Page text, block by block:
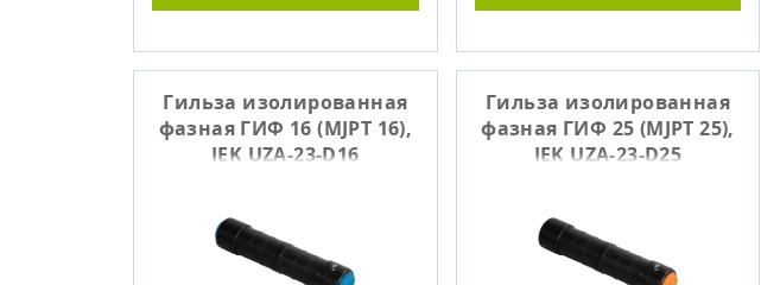
Гильза изолированная
фазная ГИФ 16 (MJPT 16),
IEK UZA-23-D16
Гильза изолированная
фазная ГИФ 25 (MJPT 25),
IEK UZA-23-D25